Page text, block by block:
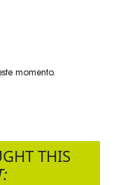
momento.
THIS